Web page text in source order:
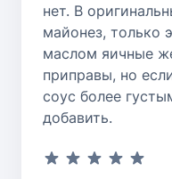
нет. В
майонез, только
маслом яичные
приправы, но
соус более
добавить.